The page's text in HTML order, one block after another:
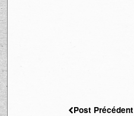
Post Précédent